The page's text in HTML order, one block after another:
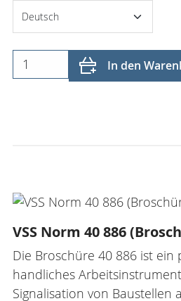
In den
VSS Norm 40 886
Die Broschüre 40 886 ist ein
handliches
Signalisation von Baustellen